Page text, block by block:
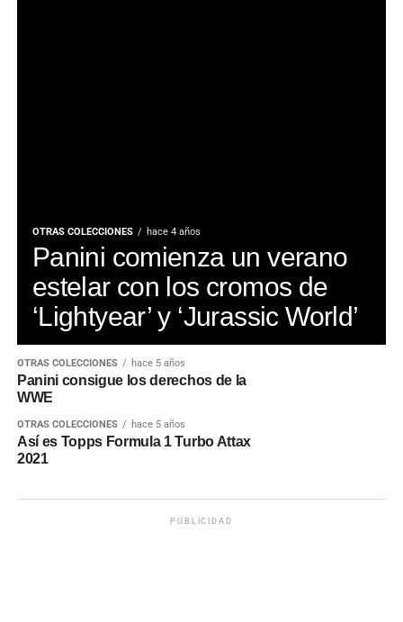
OTRAS COLECCIONES hace 4 años
Panini comienza un verano
estelar con los cromos de
‘Lightyear’ y ‘Jurassic World’
OTRAS COLECCIONES hace 5 años
Panini consigue los derechos de la
WWE
OTRAS COLECCIONES hace 5 años
Así es Topps Formula 1 Turbo Attax
2021
PUBLICIDAD